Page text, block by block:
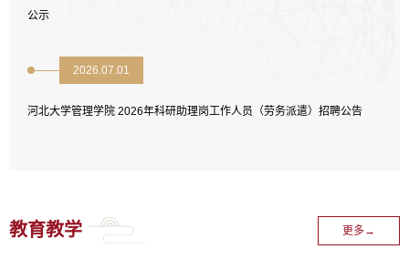
公示
2026.07.01
河北大学管理学院 2026年科研助理岗工作人员（劳务派遣）招聘公告
教育教学 更多→